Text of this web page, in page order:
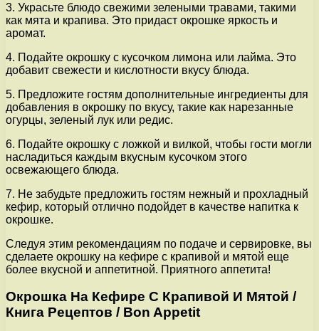
3. Украсьте блюдо свежими зелеными травами, такими
как мята и крапива. Это придаст окрошке яркость и
аромат.
4. Подайте окрошку с кусочком лимона или лайма. Это
добавит свежести и кислотности вкусу блюда.
5. Предложите гостям дополнительные ингредиенты для
добавления в окрошку по вкусу, такие как нарезанные
огурцы, зеленый лук или редис.
6. Подайте окрошку с ложкой и вилкой, чтобы гости могли
насладиться каждым вкусным кусочком этого
освежающего блюда.
7. Не забудьте предложить гостям нежный и прохладный
кефир, который отлично подойдет в качестве напитка к
окрошке.
Следуя этим рекомендациям по подаче и сервировке, вы
сделаете окрошку на кефире с крапивой и мятой еще
более вкусной и аппетитной. Приятного аппетита!
Окрошка На Кефире С Крапивой И Мятой /
Книга Рецептов / Bon Appetit